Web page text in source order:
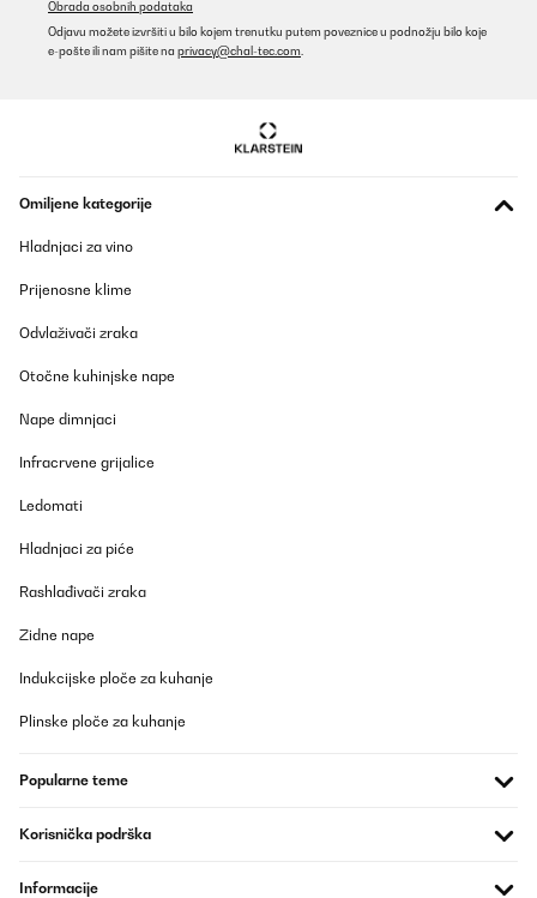
Obrada osobnih podataka
Odjavu možete izvršiti u bilo kojem trenutku putem poveznice u podnožju bilo koje
e-pošte ili nam pišite na privacy@chal-tec.com
Omiljene kategorije
Hladnjaci za vino
Prijenosne klime
Odvlaživači zraka
Otočne kuhinjske nape
Nape dimnjaci
Infracrvene grijalice
Ledomati
Hladnjaci za piće
Rashlađivači zraka
Zidne nape
Indukcijske ploče za kuhanje
Plinske ploče za kuhanje
Popularne teme
Korisnička podrška
Informacije